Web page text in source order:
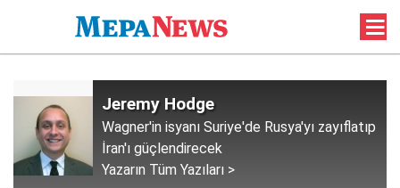
Jeremy Hodge
Wagner'in isyanı Suriye'de Rusya'yı zayıflatıp
İran'ı güçlendirecek
Yazarın Tüm Yazıları >